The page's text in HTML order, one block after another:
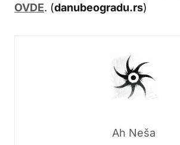
OVDE. (danubeogradu.rs)
Ah Neša